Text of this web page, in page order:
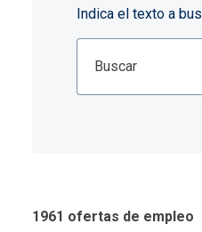
Indica el texto a
1961 ofertas de empleo